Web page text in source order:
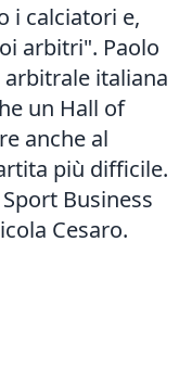
i calciatori e,
arbitri". Paolo
italiana
un Hall of
anche al
più difficile.
Business
Cesaro.